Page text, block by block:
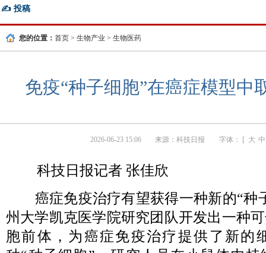
✍️ 投稿
您的位置： 首页 > 生物产业 > 生物医药
免疫“种子细胞”在癌症模型中
2026-06-23 15:06 来源： 科技日报 字体： [ 大 中
科技日报记者 张佳欣
癌症免疫治疗有望获得一种新的“种
州大学凯克医学院研究团队开发出一种
胞前体，为癌症免疫治疗提供了新的